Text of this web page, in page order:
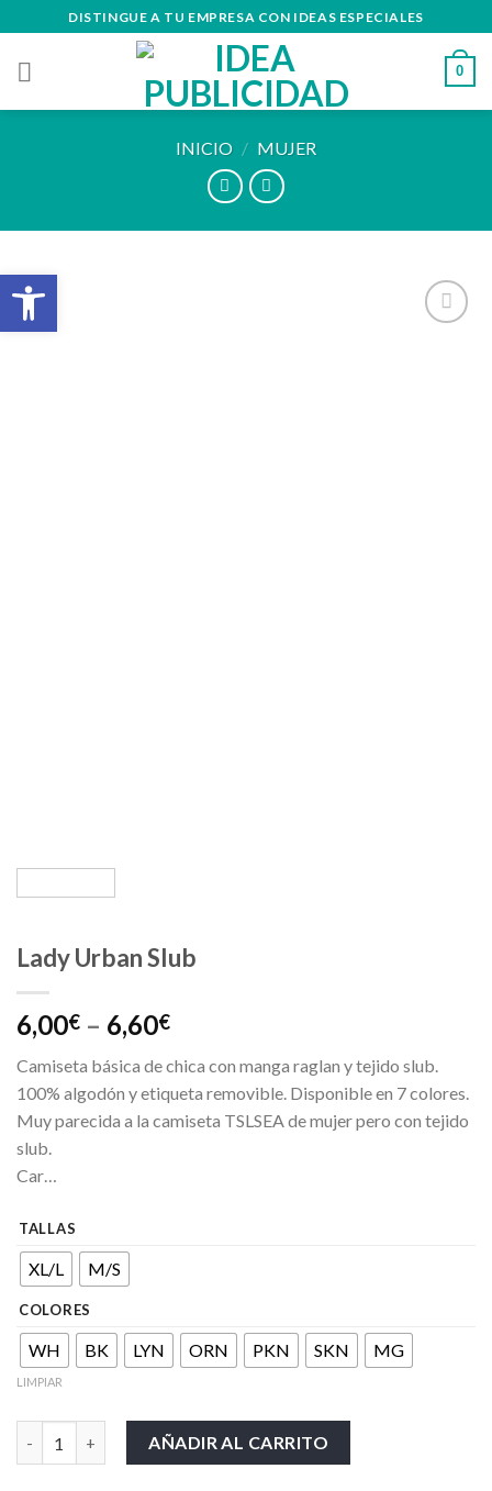
to
content
DISTINGUE A TU EMPRESA CON IDEAS ESPECIALES
0
INICIO / MUJER
Lady Urban Slub
6,00€ – 6,60€
Camiseta básica de chica con manga raglan y tejido slub.
100% algodón y etiqueta removible. Disponible en 7 colores.
Muy parecida a la camiseta TSLSEA de mujer pero con tejido
slub.
Car…
TALLAS
XL/L M/S
COLORES
WH BK LYN ORN PKN SKN MG
LIMPIAR
Lady Urban Slub cantidadAÑADIR AL CARRITO
Abrir barra de herramientas